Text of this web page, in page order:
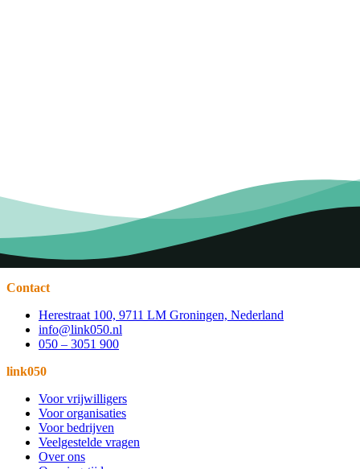
Contact
Herestraat 100, 9711 LM Groningen, Nederland
info@link050.nl
050 – 3051 900
link050
Voor vrijwilligers
Voor organisaties
Voor bedrijven
Veelgestelde vragen
Over ons